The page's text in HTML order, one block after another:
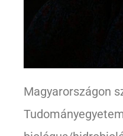
Magyarországon